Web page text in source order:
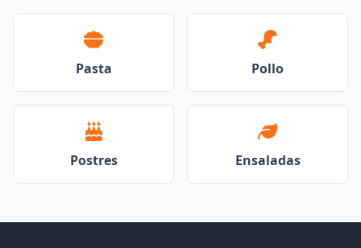
Pasta Pollo
Postres Ensaladas